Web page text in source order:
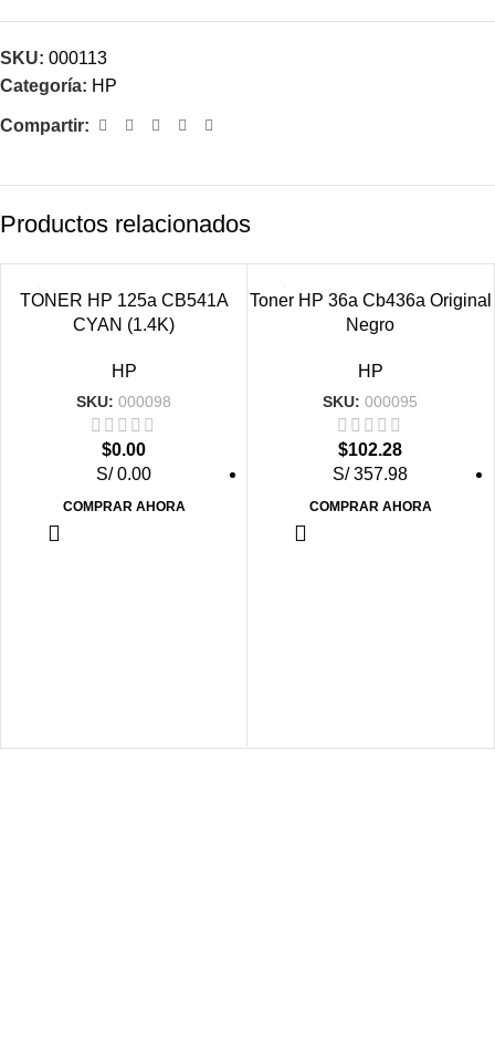
SKU: 000113
Categoría: HP
Compartir:
Productos relacionados
VENDIDO
TONER HP 125a CB541A
CYAN (1.4K)
HP
SKU: 000098
$0.00
S/ 0.00
COMPRAR AHORA
VENDIDO
Toner HP 36a Cb436a Original
Negro
HP
SKU: 000095
$102.28
S/ 357.98
COMPRAR AHORA